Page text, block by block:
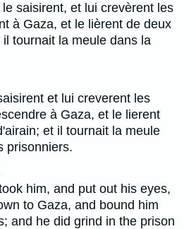
saisirent, et lui crevèrent les
à Gaza, et le lièrent de deux
tournait la meule dans la
et lui creverent les
à Gaza, et le lierent
et il tournait la meule
prisonniers.
him, and put out his eyes,
to Gaza, and bound him
and he did grind in the prison